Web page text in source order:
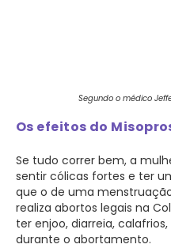
Segundo o médico
Os efeitos do
Se tudo correr bem, a
sentir cólicas fortes e ter
que o de uma
realiza abortos legais na
ter enjoo, diarreia,
durante o abortamento.